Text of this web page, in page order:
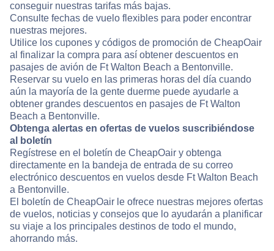
conseguir nuestras tarifas más bajas.
Consulte fechas de vuelo flexibles para poder encontrar
nuestras mejores.
Utilice los cupones y códigos de promoción de CheapOair
al finalizar la compra para así obtener descuentos en
pasajes de avión de Ft Walton Beach a Bentonville.
Reservar su vuelo en las primeras horas del día cuando
aún la mayoría de la gente duerme puede ayudarle a
obtener grandes descuentos en pasajes de Ft Walton
Beach a Bentonville.
Obtenga alertas en ofertas de vuelos suscribiéndose
al boletín
Regístrese en el boletín de CheapOair y obtenga
directamente en la bandeja de entrada de su correo
electrónico descuentos en vuelos desde Ft Walton Beach
a Bentonville.
El boletín de CheapOair le ofrece nuestras mejores ofertas
de vuelos, noticias y consejos que lo ayudarán a planificar
su viaje a los principales destinos de todo el mundo,
ahorrando más.